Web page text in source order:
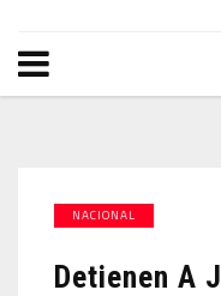
NACIONAL
Detienen A